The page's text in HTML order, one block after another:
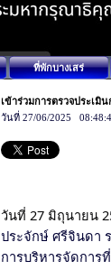
ที่พักบางเสร่
เข้าร่วมการตรวจประเมิ
วันที่ 27/06/2025
วันที่ 27 มิถุนายน
ประจักษ์ ศรีจินดา
การบริหารจัดการ